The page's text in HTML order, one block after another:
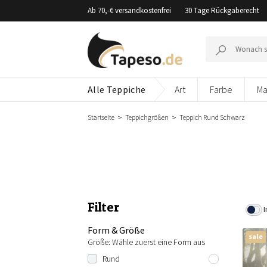
Ab 70,-€ versandkostenfrei 30 Tage Rückgaberecht
nach:
Alle Teppiche Art Farbe
Startseite Teppichgrößen Teppich Rund Schwarz
Filter
Form & Größe
Größe: Wähle zuerst eine Form aus
Rund
sale